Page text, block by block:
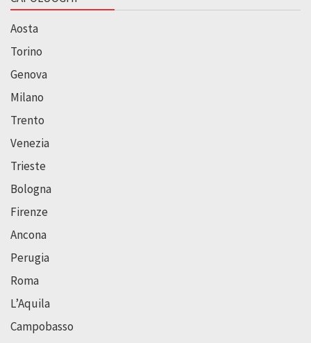
Aosta
Torino
Genova
Milano
Trento
Venezia
Trieste
Bologna
Firenze
Ancona
Perugia
Roma
L’Aquila
Campobasso